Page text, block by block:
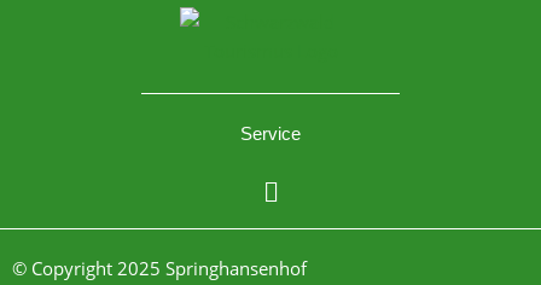
Service
Menü
© Copyright 2025 Springhansenhof